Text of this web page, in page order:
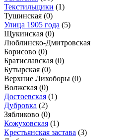
Текстильщики (1)
Тушинская (0)
Улица 1905 года (5)
Щукинская (0)
Люблинско-Дмитровская
Борисово (0)
Братиславская (0)
Бутырская (0)
Верхние Лихоборы (0)
Волжская (0)
Достоевская (1)
Дубровка (2)
Зябликово (0)
Кожуховская (1)
Крестьянская застава (3)